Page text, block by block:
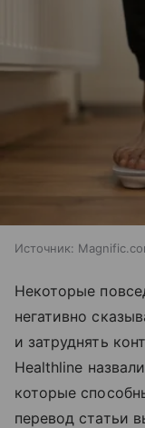
Источник:
Некоторые
негативно
и затруднять
Healthline
которые
перевод статьи